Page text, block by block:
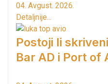
04. Avgust. 2026.
Detaljnije...
Postoji li
Bar AD i Port of